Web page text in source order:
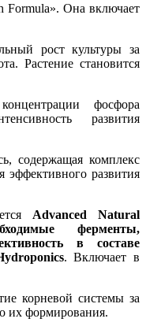
Formula». Она включает
рост культуры за
Растение становится
фосфора
развития
содержащая комплекс
эффективного развития
Advanced Natural
ферменты,
в составе
. Включает в
корневой системы за
их формирования.